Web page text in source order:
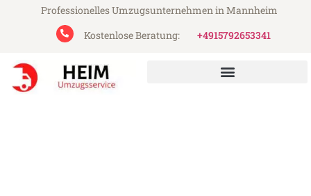
Professionelles Umzugsunternehmen in Mannheim
Kostenlose Beratung:
+4915792653341